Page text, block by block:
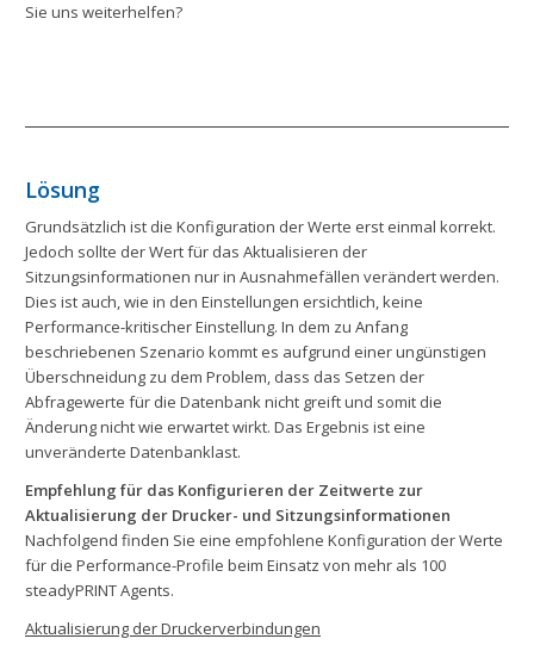
Sie uns weiterhelfen?
Lösung
Grundsätzlich ist die Konfiguration der Werte erst einmal korrekt.
Jedoch sollte der Wert für das Aktualisieren der
Sitzungsinformationen nur in Ausnahmefällen verändert werden.
Dies ist auch, wie in den Einstellungen ersichtlich, keine
Performance-kritischer Einstellung. In dem zu Anfang
beschriebenen Szenario kommt es aufgrund einer ungünstigen
Überschneidung zu dem Problem, dass das Setzen der
Abfragewerte für die Datenbank nicht greift und somit die
Änderung nicht wie erwartet wirkt. Das Ergebnis ist eine
unveränderte Datenbanklast.
Empfehlung für das Konfigurieren der Zeitwerte zur
Aktualisierung der Drucker- und Sitzungsinformationen
Nachfolgend finden Sie eine empfohlene Konfiguration der Werte
für die Performance-Profile beim Einsatz von mehr als 100
steadyPRINT Agents.
Aktualisierung der Druckerverbindungen